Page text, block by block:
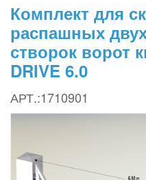
Комплект для
распашных
створок ворот
DRIVE 6.0
АРТ.:1710901